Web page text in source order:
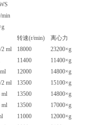
min
g
转速(r/min)
离心力
2 ml 18000 23200×g
11400 11400×g
12000 14800×g
2 ml 13500 15100×g
ml 13500 14800×g
ml 13500 17000×g
11000 12000×g